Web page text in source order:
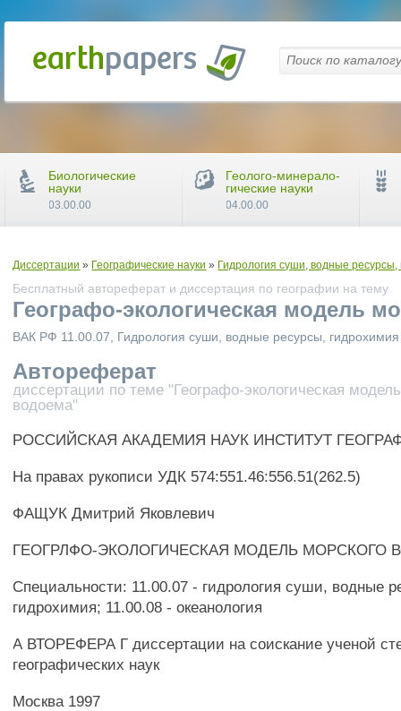
Диссертации » Географические науки » Гидрология суши, водные ресурсы,
Бесплатный автореферат и диссертация по географии на тему
Географо-экологическая модель
ВАК РФ 11.00.07, Гидрология суши, водные ресурсы, гидрохимия
Автореферат
диссертации по теме "Географо-экологическая
водоема"
РОССИЙСКАЯ АКАДЕМИЯ НАУК ИНСТИТУТ
На правах рукописи УДК 574:551.46:556.51(262.5)
ФАЩУК Дмитрий Яковлевич
ГЕОГРЛФО-ЭКОЛОГИЧЕСКАЯ МОДЕЛЬ МОРСКОГО
Специальности: 11.00.07 - гидрология суши, водные
гидрохимия; 11.00.08 - океанология
А ВТОРЕФЕРА Г диссертации на соискание ученой
географических наук
Москва 1997
Биологические
науки
03.00.00
Геолого-минерало-
гические науки
04.00.00